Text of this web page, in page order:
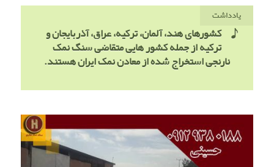
یادداشت
کشورهای هند، آلمان، ترکیه، عراق، آذربایجان و
ترکیه از جمله کشور هایی متقاضی سنگ نمک
نارنجی استخراج شده از معادن نمک ایران هستند.